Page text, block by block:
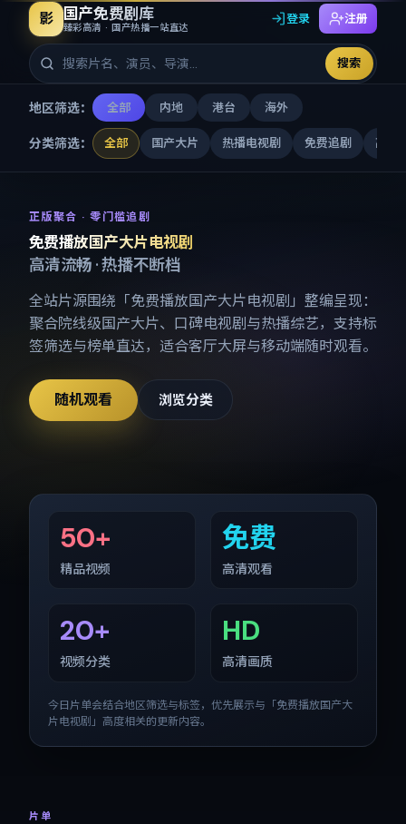
影 国产免费剧库
臻彩高清 · 国产热播一站直达
搜索
登录 注册
地区筛选： 全部 内地 港台 海外
分类筛选： 全部 国产大片 热播电视剧 免费追剧 高清
正版聚合 · 零门槛追剧
免费播放国产大片电视剧
高清流畅 · 热播不断档
全站片源围绕「免费播放国产大片电视剧 」整编呈现：
聚合院线级国产大片、口碑电视剧与热播综艺，支持标
签筛选与榜单直达，适合客厅大屏与移动端随时观看。
随机观看 浏览分类
50+
精品视频
免费
高清观看
20+
视频分类
HD
高清画质
今日片单会结合地区筛选与标签，优先展示与「免费播放国产大
片电视剧 」高度相关的更新内容。
片单